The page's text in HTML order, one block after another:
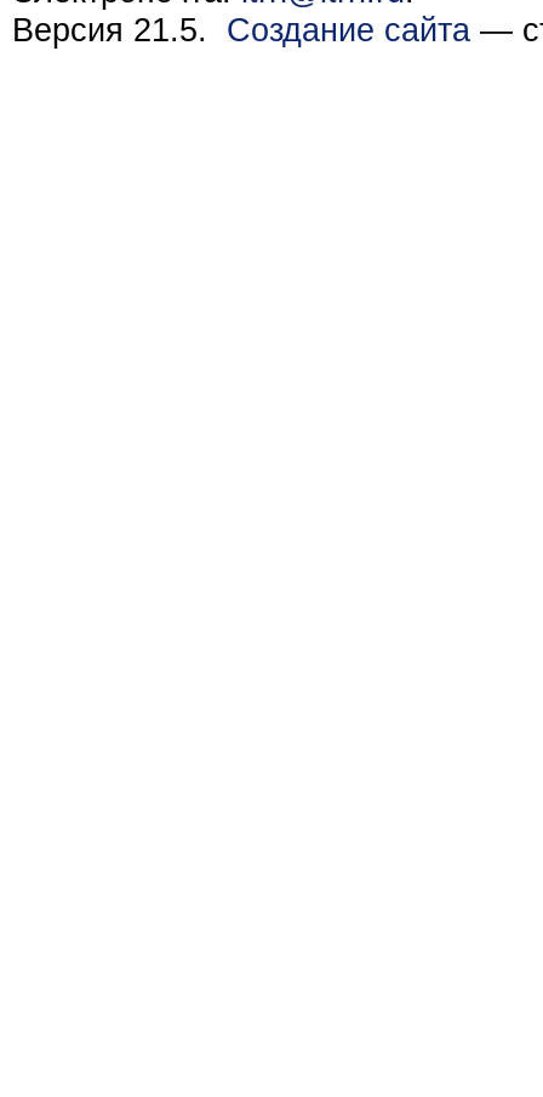
Версия 21.5. Создание сайта —